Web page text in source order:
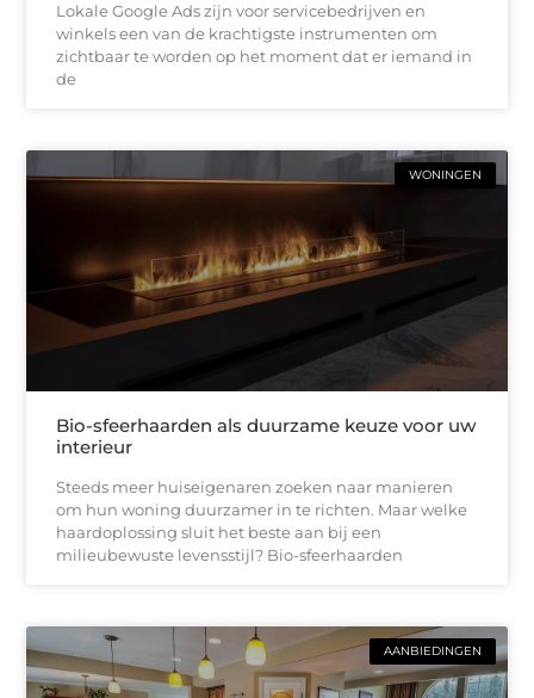
Lokale Google Ads zijn voor servicebedrijven en
winkels een van de krachtigste instrumenten om
zichtbaar te worden op het moment dat er iemand in
de
WONINGEN
Bio-sfeerhaarden als duurzame keuze voor uw
interieur
Steeds meer huiseigenaren zoeken naar manieren
om hun woning duurzamer in te richten. Maar welke
haardoplossing sluit het beste aan bij een
milieubewuste levensstijl? Bio-sfeerhaarden
AANBIEDINGEN